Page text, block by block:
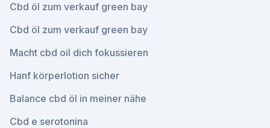
Cbd öl zum verkauf green bay
Cbd öl zum verkauf green bay
Macht cbd oil dich fokussieren
Hanf körperlotion sicher
Balance cbd öl in meiner nähe
Cbd e serotonina